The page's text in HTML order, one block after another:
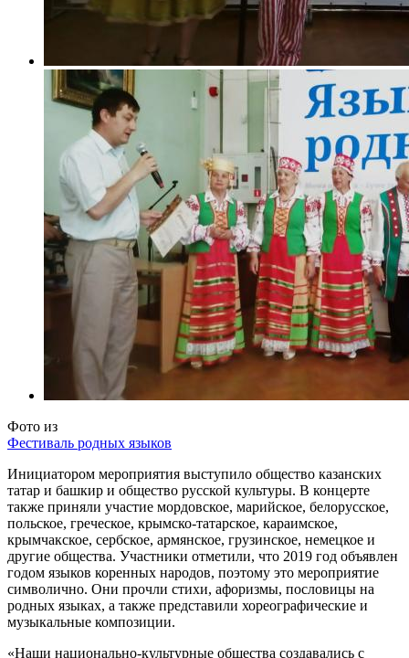
Фото из
Фестиваль родных языков
Инициатором мероприятия выступило общество казанских
татар и башкир и общество русской культуры. В концерте
также приняли участие мордовское, марийское, белорусское,
польское, греческое, крымско-татарское, караимское,
крымчакское, сербское, армянское, грузинское, немецкое и
другие общества. Участники отметили, что 2019 год объявлен
годом языков коренных народов, поэтому это мероприятие
символично. Они прочли стихи, афоризмы, пословицы на
родных языках, а также представили хореографические и
музыкальные композиции.
«Наши национально-культурные общества создавались с